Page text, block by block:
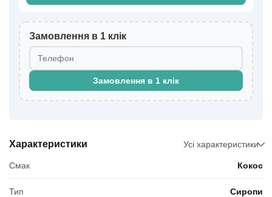
Замовлення в 1 клік
Замовлення в 1 клік
Характеристики Усі характеристики
Смак Кокос
Тип Сиропи